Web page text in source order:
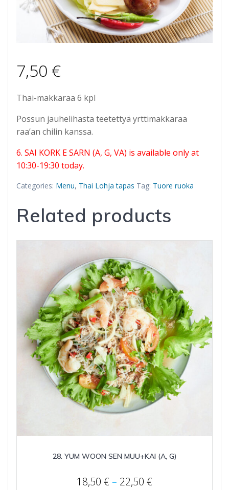
7,50 €
Thai-makkaraa 6 kpl
Possun jauhelihasta teetettyä yrttimakkaraa
raa’an chilin kanssa.
6. SAI KORK E SARN (A, G, VA) is available only at
10:30-19:30 today.
Categories: Menu, Thai Lohja tapas Tag: Tuore ruoka
Related products
28. YUM WOON SEN MUU+KAI (A, G)
18,50 € – 22,50 €